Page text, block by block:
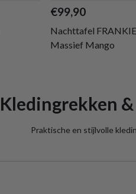
€99,90
Nachttafel
Massief Mango
Kledingrekken
Praktische en stijlvolle